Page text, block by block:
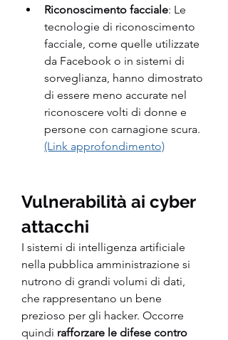
Riconoscimento facciale: Le
tecnologie di riconoscimento
facciale, come quelle utilizzate
da Facebook o in sistemi di
sorveglianza, hanno dimostrato
di essere meno accurate nel
riconoscere volti di donne e
persone con carnagione scura.
(Link approfondimento)
Vulnerabilità ai cyber
attacchi
I sistemi di intelligenza artificiale
nella pubblica amministrazione si
nutrono di grandi volumi di dati,
che rappresentano un bene
prezioso per gli hacker. Occorre
quindi rafforzare le difese contro